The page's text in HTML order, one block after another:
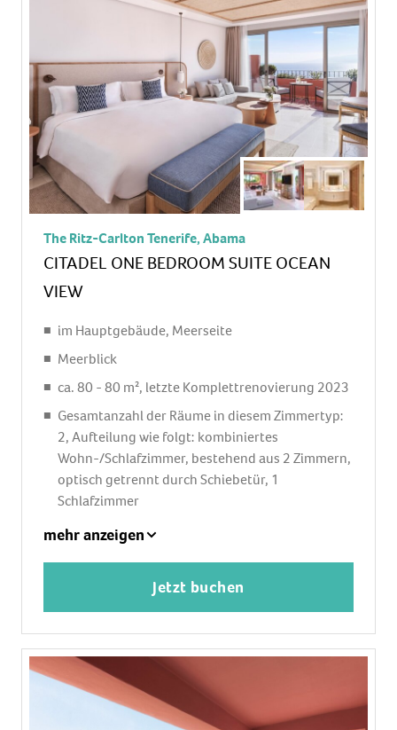
Bügeleisen, Bügelbrett
Nespressomaschine, Wasserkocher
Minibar: gegen Gebühr, Softdrinks: gegen
Gebühr, Wasser: gegen Gebühr, alkoholische
Getränke: gegen Gebühr, Snacks: gegen Gebühr
Telefon, Internet: WLAN/WiFi: ohne Gebühr,
Breitband-Internet/DSL: gegen Gebühr,
Fernseher: Flatscreen, im Schlafzimmer,
deutsches Programm, Sat-TV, Radio, iPod-
ohne Gebühr
separate Dusche, Regendusche, Badewanne, WC,
Bademantel: ohne Gebühr, Slipper: ohne Gebühr,
Föhn, Kosmetikspiegel
Balkon oder Terrasse: mit Sitzgelegenheit
The Ritz-Carlton Tenerife, Abama
CITADEL ONE BEDROOM SUITE OCEAN
VIEW
im Hauptgebäude, Meerseite
Meerblick
ca. 80 - 80 m², letzte Komplettrenovierung 2023
Gesamtanzahl der Räume in diesem Zimmertyp:
2, Aufteilung wie folgt: kombiniertes
Wohn-/Schlafzimmer, bestehend aus 2 Zimmern,
optisch getrennt durch Schiebetür, 1
Schlafzimmer
Babybett: ohne Gebühr, Anfrage notwendig
Safe: ohne Gebühr
Sitzecke, Sofa, Schreibtisch
Bügeleisen, Bügelbrett
mehr anzeigen
Jetzt buchen